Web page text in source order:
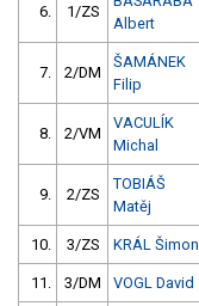
6. 1/ZS
Albert
7. 2/DM
ŠAMÁNEK
Filip
8. 2/VM
VACULÍK
Michal
9. 2/ZS
TOBIÁŠ
Matěj
10. 3/ZS KRÁL Šimon
11. 3/DM VOGL David